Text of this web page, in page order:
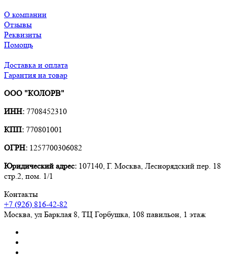
О компании
Отзывы
Реквизиты
Помощь
Доставка и оплата
Гарантия на товар
ООО "КОЛОРВ"
ИНН: 7708452310
КПП: 770801001
ОГРН: 1257700306082
Юридический адрес: 107140, Г. Москва, Леснорядский пер. 18
стр.2, пом. 1/1
Контакты
+7 (926) 816-42-82
Москва ул Барклая 8, ТЦ Горбушка, 108 павильон, 1 этаж